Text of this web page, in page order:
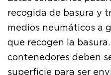
recogida de basura y
medios neumáticos a
que recogen la
contenedores deben
superficie para ser